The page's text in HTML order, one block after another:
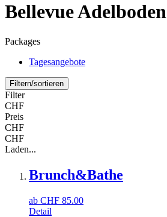
Bellevue Adelboden
Packages
Tagesangebote
Filtern/sortieren
Filter
CHF
Preis
CHF
CHF
Laden...
Brunch&Bathe
ab CHF 85.00
Detail